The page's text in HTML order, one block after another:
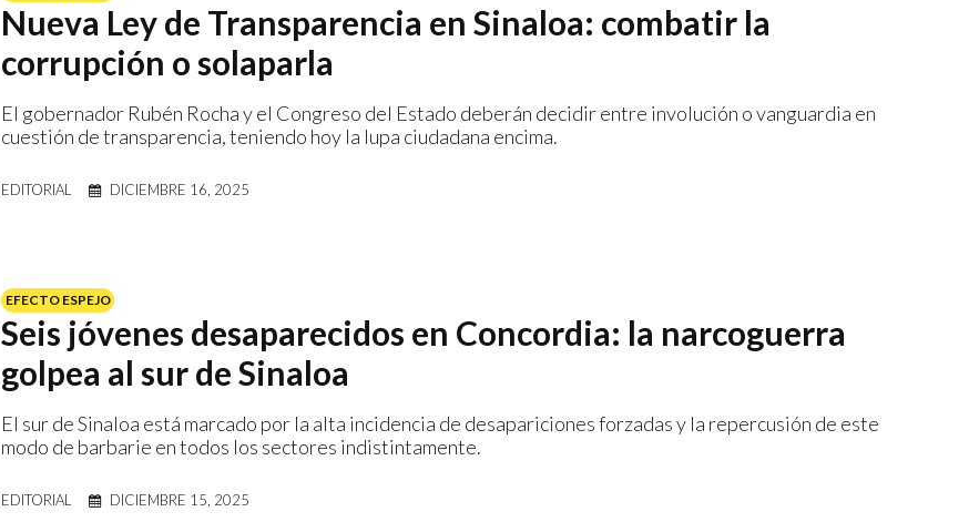
Nueva Ley de Transparencia en Sinaloa: combatir la
corrupción o solaparla
El gobernador Rubén Rocha y el Congreso del Estado deberán decidir entre involución o vanguardia en
cuestión de transparencia, teniendo hoy la lupa ciudadana encima.
EDITORIAL DICIEMBRE 16, 2025
EFECTO ESPEJO
Seis jóvenes desaparecidos en Concordia: la narcoguerra
golpea al sur de Sinaloa
El sur de Sinaloa está marcado por la alta incidencia de desapariciones forzadas y la repercusión de este
modo de barbarie en todos los sectores indistintamente.
EDITORIAL DICIEMBRE 15, 2025